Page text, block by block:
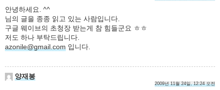
안녕하세요. ^^
님의 글을 종종 읽고 있는 사람입니다.
구글 웨이브의 초청장 받는게 참 힘들군요 ㅎㅎ
저도 하나 부탁드립니다.
azonile@gmail.com 입니다.
양재봉
2009년 11월 24일, 12:24 오전